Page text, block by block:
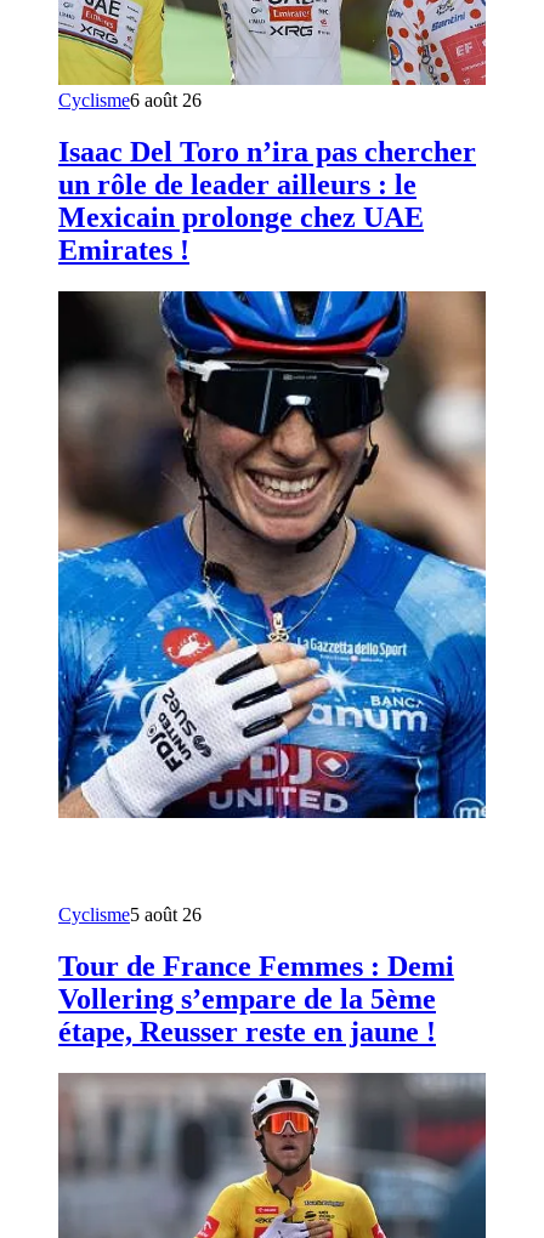
Cyclisme6 août 26
Isaac Del Toro n’ira pas chercher
un rôle de leader ailleurs : le
Mexicain prolonge chez UAE
Emirates !
Cyclisme5 août 26
Tour de France Femmes : Demi
Vollering s’empare de la 5ème
étape, Reusser reste en jaune !